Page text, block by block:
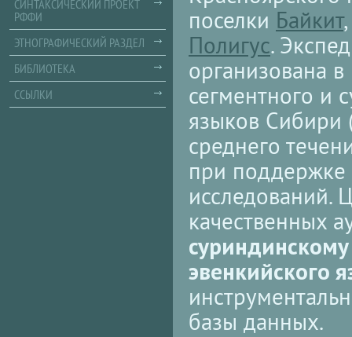
поселки Байкит
Полигус.
организована
сегментного и
языков Сибири
среднего
при поддержке
исследований.
качественных
суриндинскому
эвенкийского
базы данных.
СИНТАКСИЧЕСКИЙ ПРОЕКТ
РФФИ
ЭТНОГРАФИЧЕСКИЙ РАЗДЕЛ
БИБЛИОТЕКА
ССЫЛКИ